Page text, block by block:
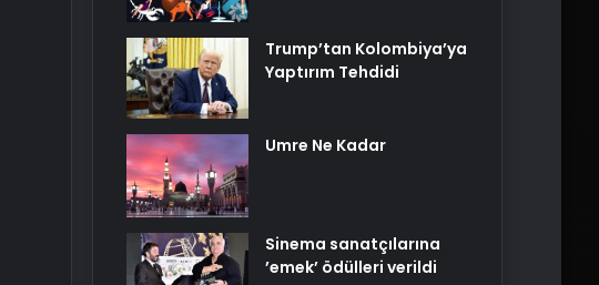
Trump’tan Kolombiya’ya
Yaptırım Tehdidi
Umre Ne Kadar
Sinema sanatçılarına
’emek’ ödülleri verildi